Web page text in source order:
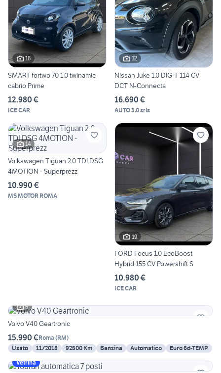
18
SMART fortwo 70 1.0 twinamic
cabrio Prime
12.980 €
ICE CAR
12
Nissan Juke 1.0 DIG-T 114 CV
DCT N-Connecta
16.690 €
AUTO 3.0 srls
14
Volkswagen Tiguan 2.0 TDI DSG
4MOTION - Superprezz
10.990 €
MS MOTOR ROMA
19
FORD Focus 1.0 EcoBoost
Hybrid 155 CV Powershift S
10.980 €
ICE CAR
6
Volvo V40 Geartronic
15.990 €Roma (RM)
Usato
11/2018 92500 Km Benzina Automatico
Euro 6d-TEMP
Vetrina